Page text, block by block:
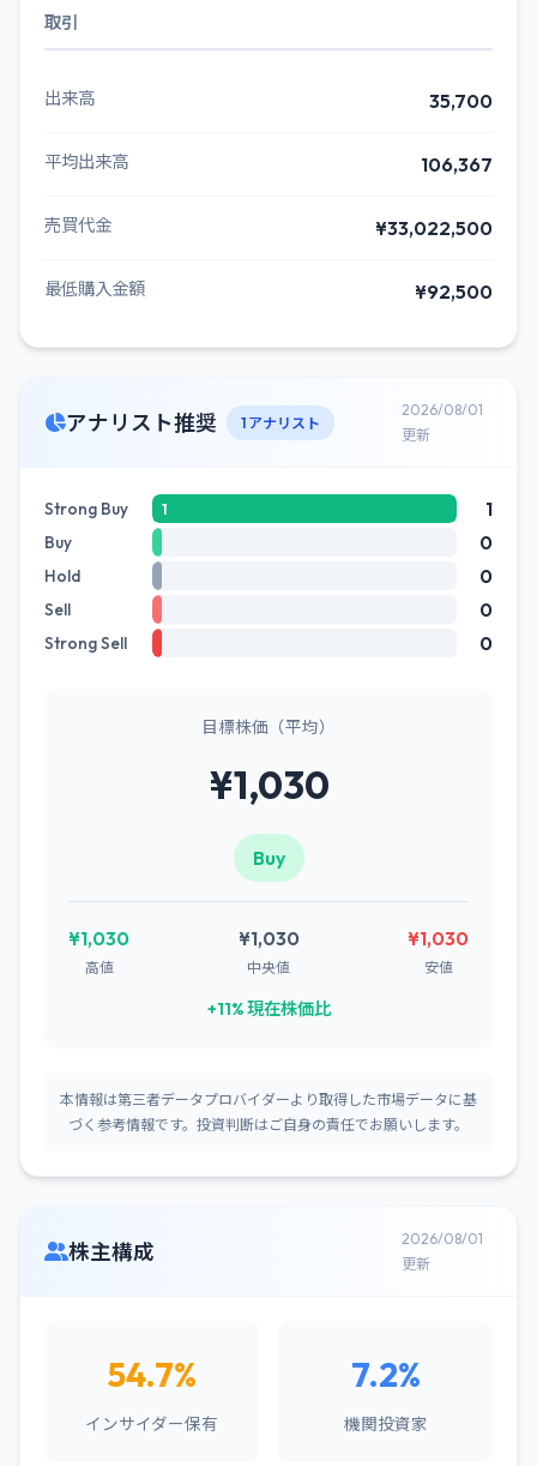
取引
出来高 35,700
平均出来高 106,367
売買代金 ¥33,022,500
最低購入金額 ¥92,500
アナリスト推奨 1 アナリスト
2026/08/01
更新
Strong Buy 1 1
Buy 0
Hold 0
Sell 0
Strong Sell 0
目標株価（平均）
¥1,030
Buy
¥1,030
高値
¥1,030
中央値
¥1,030
安値
+11% 現在株価比
本情報は第三者データプロバイダーより取得した市場データに基
づく参考情報です。投資判断はご自身の責任でお願いします。
株主構成
2026/08/01
更新
54.7%
インサイダー保有
7.2%
機関投資家